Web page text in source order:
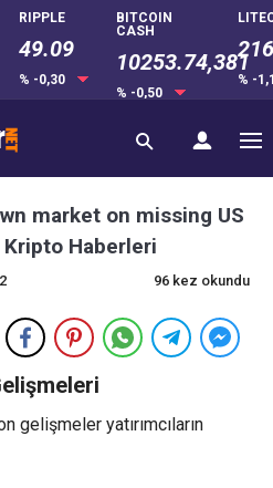
RIPPLE
49.09
% -0,30
BITCOIN
CASH
10253.74,381
% -0,50
% -
market on missing US
Haberleri
96 kez okundu
gelişmeler yatırımcıların